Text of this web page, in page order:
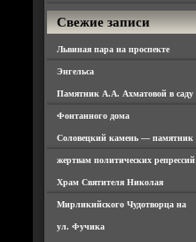
Свежие записи
Львиная пара на проспекте
Энгельса
Памятник А.А. Ахматовой в саду
Фонтанного дома
Соловецкий камень — памятник
жертвам политических репрессий
Храм Святителя Николая
Мирликийского Чудотворца на
ул. Фучика